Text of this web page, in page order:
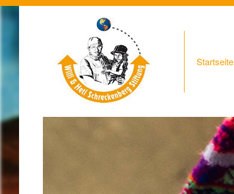
Startseite